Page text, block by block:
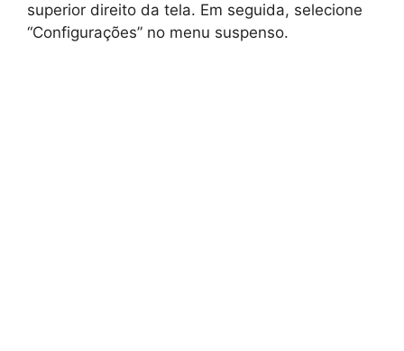
superior direito da tela. Em seguida, selecione
“Configurações” no menu suspenso.